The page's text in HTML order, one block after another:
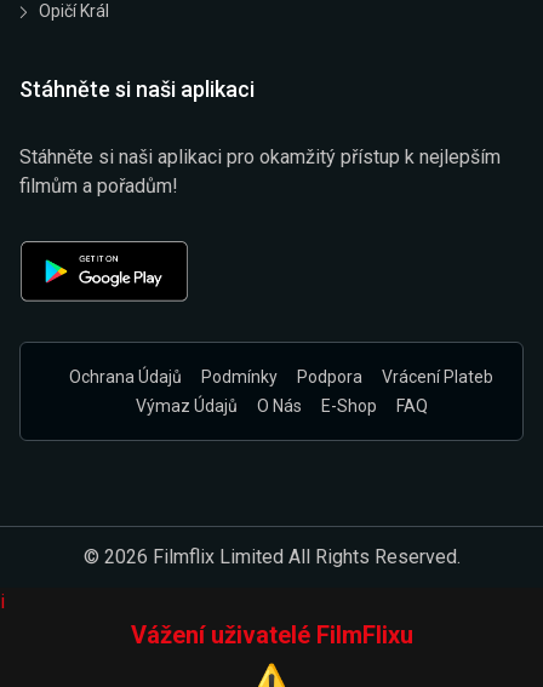
Opičí Král
Stáhněte si naši aplikaci
Stáhněte si naši aplikaci pro okamžitý přístup k nejlepším
filmům a pořadům!
Ochrana Údajů Podmínky Podpora
Vrácení Plateb
Výmaz Údajů
O Nás E-Shop FAQ
© 2026 Filmflix Limited All Rights Reserved.
i
Vážení uživatelé FilmFlixu